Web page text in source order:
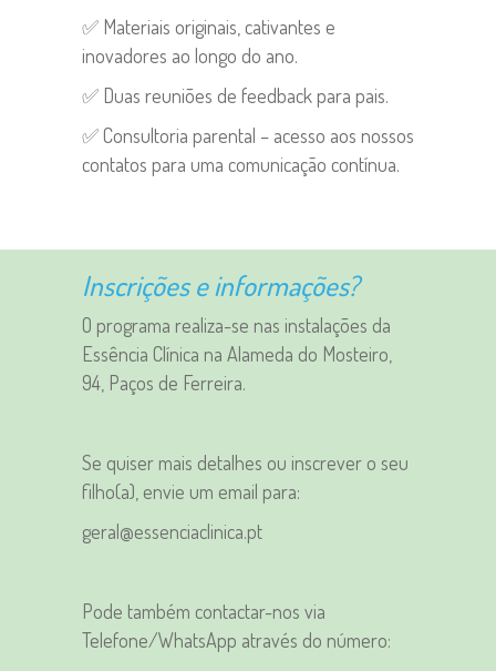
✅ Materiais originais, cativantes e
inovadores ao longo do ano.
✅ Duas reuniões de feedback para pais.
✅ Consultoria parental – acesso aos nossos
contatos para uma comunicação contínua.
Inscrições e informações?
O programa realiza-se nas instalações da
Essência Clínica na Alameda do Mosteiro,
94, Paços de Ferreira.
Se quiser mais detalhes ou inscrever o seu
filho(a), envie um email para:
geral@essenciaclinica.pt
Pode também contactar-nos via
Telefone/WhatsApp através do número: